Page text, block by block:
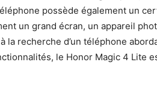
possède également un
un grand écran, un appareil
la recherche d’un téléphone
le Honor Magic 4 Lite